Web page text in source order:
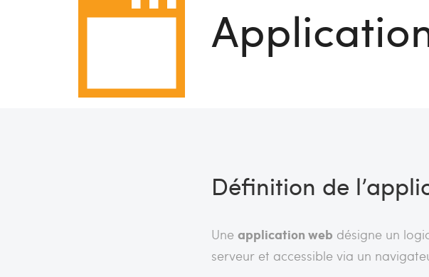
Définition de
Une application web désigne un
serveur et accessible via un